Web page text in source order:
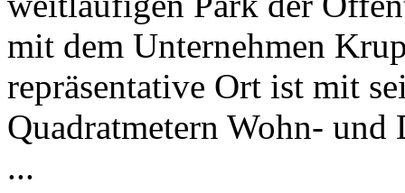
mit dem Unternehmen
repräsentative Ort ist mit
Quadratmetern Wohn-
...